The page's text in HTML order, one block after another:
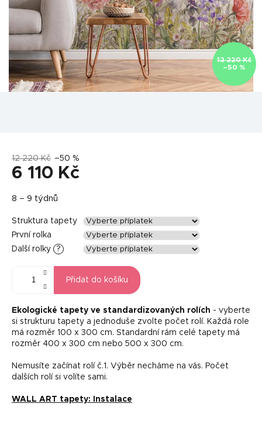
12 220 Kč
–50 %
12 220 Kč –50 %
6 110 Kč
cena:
8 – 9 týdnů
Struktura tapety
První rolka
Další rolky
?
Přidat do košíku
Ekologické tapety ve standardizovaných rolích - vyberte
si strukturu tapety a jednoduše zvolte počet rolí. Každá role
má rozměr 100 x 300 cm. Standardní rám celé tapety má
rozměr 400 x 300 cm nebo 500 x 300 cm.
Nemusíte začínat rolí č.1. Výběr necháme na vás. Počet
dalších rolí si volíte sami.
WALL ART tapety: Instalace